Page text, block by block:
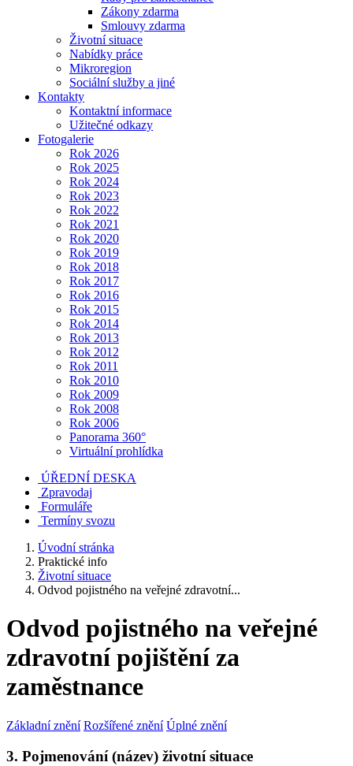
Zákony zdarma
Smlouvy zdarma
Životní situace
Nabídky práce
Mikroregion
Sociální služby a jiné
Kontakty
Kontaktní informace
Užitečné odkazy
Fotogalerie
Rok 2026
Rok 2025
Rok 2024
Rok 2023
Rok 2022
Rok 2021
Rok 2020
Rok 2019
Rok 2018
Rok 2017
Rok 2016
Rok 2015
Rok 2014
Rok 2013
Rok 2012
Rok 2011
Rok 2010
Rok 2009
Rok 2008
Rok 2006
Panorama 360°
Virtuální prohlídka
ÚŘEDNÍ DESKA
Zpravodaj
Formuláře
Termíny svozu
Úvodní stránka
Praktické info
Životní situace
Odvod pojistného na veřejné zdravotní...
Odvod pojistného na veřejné
zdravotní pojištění za
zaměstnance
Základní znění Rozšířené znění Úplné znění
3. Pojmenování (název) životní situace